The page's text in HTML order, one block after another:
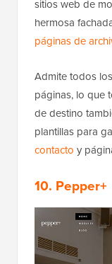
sitios web de
hermosa
páginas de
Admite todos
páginas, lo que
de destino
plantillas para
contacto y
10. Pepper+